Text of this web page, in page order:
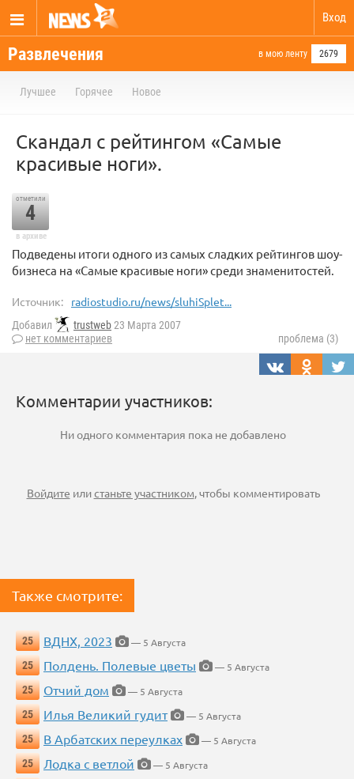
Вход
Развлечения в мою ленту 2679
Лучшее Горячее Новое
Скандал с рейтингом «Самые
красивые ноги».
отметили
4
в архиве
Подведены итоги одного из самых сладких рейтингов шоу-
бизнеса на «Самые красивые ноги» среди знаменитостей.
Источник: radiostudio.ru/news/sluhiSplet...
Добавил trustweb23 Марта 2007
нет комментариев
проблема (3)
Комментарии участников:
Ни одного комментария пока не добавлено
Войдите илистаньте участником, чтобы комментировать
Также смотрите:
25 ВДНХ, 2023
— 5 Августа
25
Полдень. Полевые цветы
— 5 Августа
25
Отчий дом
— 5 Августа
25
Илья Великий гудит
— 5 Августа
25
В Арбатских переулках
— 5 Августа
25
Лодка с ветлой
— 5 Августа